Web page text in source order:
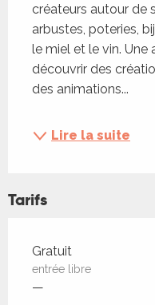
créateurs autour de
arbustes, poteries,
le miel et le vin.
découvrir des
des animations...
Lire la suite
Tarifs
Tarifs 2026
Gratuit
entrée libre
—